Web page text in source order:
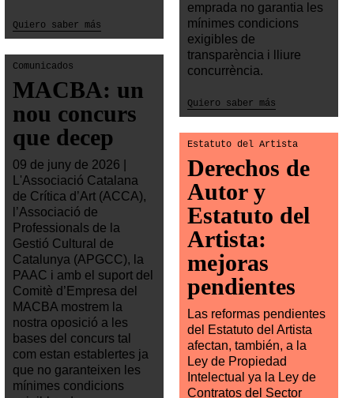
Quiero saber más
emprada no garantia les
mínimes condicions
exigibles de
transparència i lliure
concurrència.
Quiero saber más
Comunicados
MACBA: un
nou concurs
que decep
09 de juny de 2026 |
L'Associació Catalana
de Crítica d’Art (ACCA),
l’Associació de
Professionals de la
Gestió Cultural de
Catalunya (APGCC), la
PAAC i amb el suport del
Comitè d’Empresa del
MACBA mostrem la
nostra oposició a les
bases del concurs tal
com estan establertes ja
que no garanteixen les
mínimes condicions
Estatuto del Artista
Derechos de
Autor y
Estatuto del
Artista:
mejoras
pendientes
Las reformas pendientes
del Estatuto del Artista
afectan, también, a la
Ley de Propiedad
Intelectual ya la Ley de
Contratos del Sector